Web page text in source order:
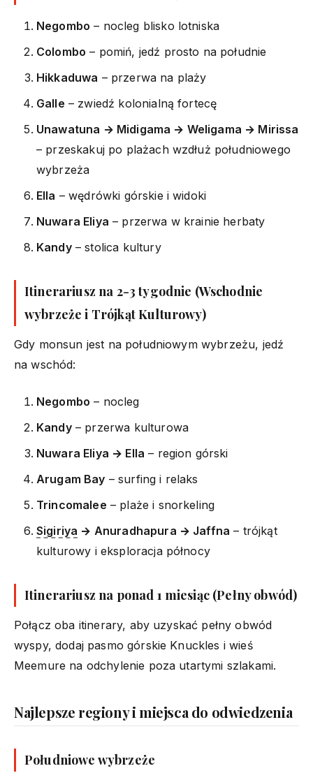
Negombo – nocleg blisko lotniska
Colombo – pomiń, jedź prosto na południe
Hikkaduwa – przerwa na plaży
Galle – zwiedź kolonialną fortecę
Unawatuna → Midigama → Weligama → Mirissa
– przeskakuj po plażach wzdłuż południowego
wybrzeża
Ella – wędrówki górskie i widoki
Nuwara Eliya – przerwa w krainie herbaty
Kandy– stolica kultury
Itinerariusz na 2-3 tygodnie (Wschodnie
wybrzeże i Trójkąt Kulturowy)
Gdy monsun jest na południowym wybrzeżu, jedź
na wschód:
Negombo – nocleg
Kandy– przerwa kulturowa
Nuwara Eliya → Ella – region górski
Arugam Bay – surfing i relaks
Trincomalee – plaże i snorkeling
Sigiriya → Anuradhapura → Jaffna – trójkąt
kulturowy i eksploracja północy
Itinerariusz na ponad 1 miesiąc (Pełny obwód)
Połącz oba itinerary, aby uzyskać pełny obwód
wyspy, dodaj pasmo górskie Knuckles i wieś
Meemure na odchylenie poza utartymi szlakami.
Najlepsze regiony i miejsca do odwiedzenia
Południowe wybrzeże